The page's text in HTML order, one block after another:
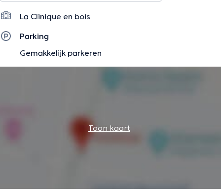
La Clinique en bois
Parking
Gemakkelijk parkeren
Toon kaart